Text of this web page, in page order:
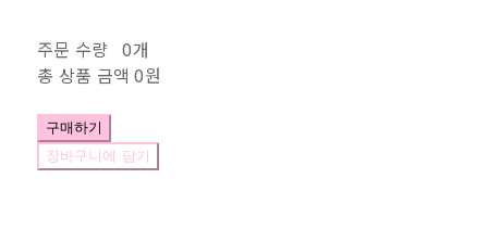
주문 수량
0개
총 상품 금액 0원
구매하기
장바구니에 담기